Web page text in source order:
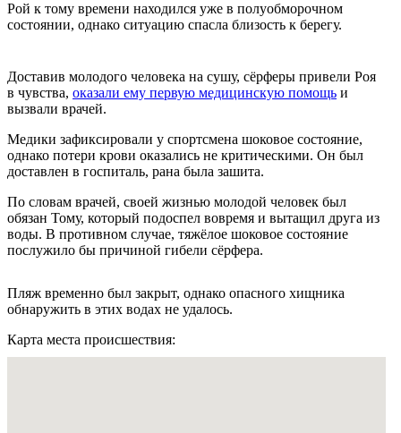
Рой к тому времени находился уже в полуобморочном
состоянии, однако ситуацию спасла близость к берегу.
Доставив молодого человека на сушу, сёрферы привели Роя
в чувства, оказали ему первую медицинскую помощь и
вызвали врачей.
Медики зафиксировали у спортсмена шоковое состояние,
однако потери крови оказались не критическими. Он был
доставлен в госпиталь, рана была зашита.
По словам врачей, своей жизнью молодой человек был
обязан Тому, который подоспел вовремя и вытащил друга из
воды. В противном случае, тяжёлое шоковое состояние
послужило бы причиной гибели сёрфера.
Пляж временно был закрыт, однако опасного хищника
обнаружить в этих водах не удалось.
Карта места происшествия: